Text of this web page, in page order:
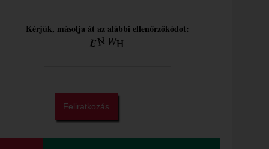
Kérjük, másolja át az alábbi ellenőrzőkódot: